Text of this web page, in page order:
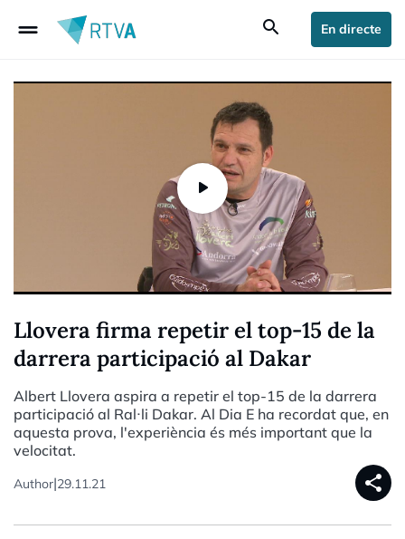
drag_handle search En directe
Llovera firma repetir el top-15 de la
darrera participació al Dakar
Albert Llovera aspira a repetir el top-15 de la darrera
participació al Ral·li Dakar. Al Dia E ha recordat que, en
aquesta prova, l'experiència és més important que la
velocitat.
Author|29.11.21 share